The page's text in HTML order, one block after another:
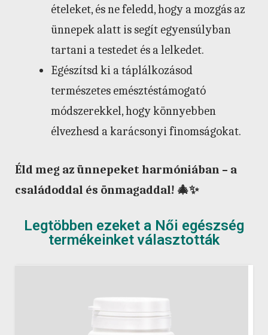
ételeket, és ne feledd, hogy a mozgás az
ünnepek alatt is segít egyensúlyban
tartani a testedet és a lelkedet.
Egészítsd ki a táplálkozásod
természetes emésztéstámogató
módszerekkel, hogy könnyebben
élvezhesd a karácsonyi finomságokat.
Éld meg az ünnepeket harmóniában – a
családoddal és önmagaddal! 🎄✨
Legtöbben ezeket a Női egészség
termékeinket választották